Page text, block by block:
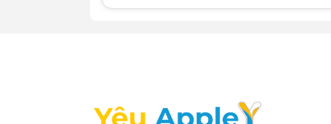
- Kính bị bong keo, có bọt khí hoặc